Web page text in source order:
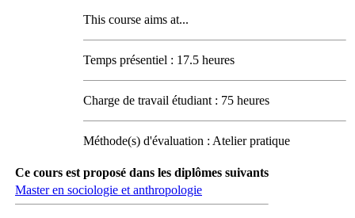
This course aims at...
Temps présentiel : 17.5 heures
Charge de travail étudiant : 75 heures
Méthode(s) d'évaluation : Atelier pratique
Ce cours est proposé dans les diplômes suivants
Master en sociologie et anthropologie